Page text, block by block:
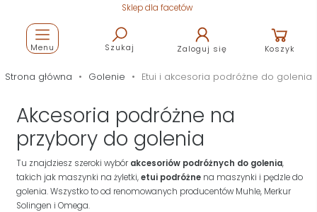
Sklep dla facetów
Szukaj Zaloguj się Koszyk
Menu
Strona główna Golenie Etui i akcesoria podróżne do golenia
Akcesoria podróżne na
przybory do golenia
Tu znajdziesz szeroki wybór akcesoriów podróżnych do golenia,
takich jak maszynki na żyletki,etui podróżne na maszynki i pędzle do
golenia. Wszystko to od renomowanych producentów Muhle, Merkur
Solingen i Omega.